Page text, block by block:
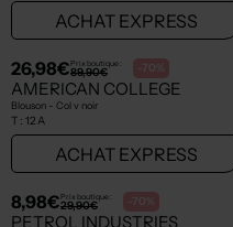
ACHAT EXPRESS